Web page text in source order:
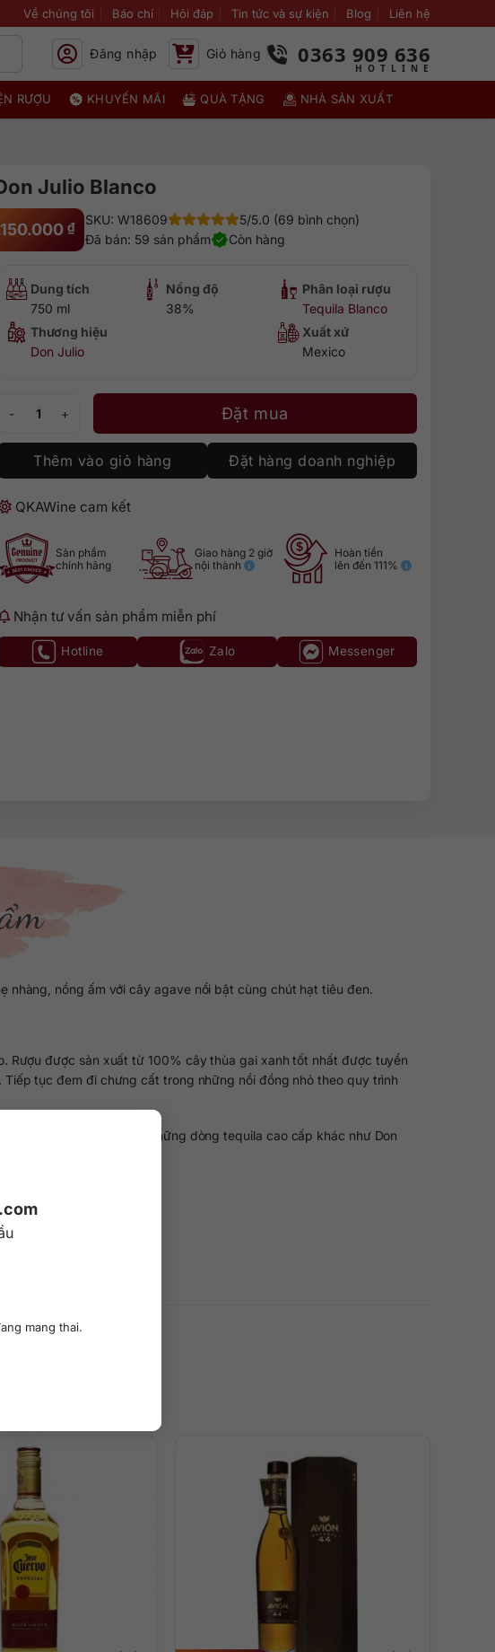
mang thai.
Về chúng tôi Báo chí Hỏi đáp Tin tức và sự kiện Blog Liên hệ
Đăng nhập Giỏ hàng 0363 909 636
RƯỢU KHUYẾN MÃI QUÀ TẶNG NHÀ SẢN XUẤT
Julio Blanco
₫ SKU: W18609
5/5.0 (69 bình chọn)
Đã bán: 59 sản phẩm
Còn hàng
Dung tích
750 ml
Nồng độ
38%
Phân loại rượu
Tequila Blanco
Thương hiệu
Don Julio
Xuất xứ
Mexico
Đặt mua
Thêm vào giỏ hàng Đặt hàng doanh nghiệp
QKAWine cam kết
Sản phẩm
chính hãng
Giao hàng 2 giờ
nội thành
Hoàn tiền
lên đến 111%
Nhận tư vấn sản phẩm miễn phí
Hotline Zalo Messenger
nồng ấm với cây agave nổi bật cùng chút hạt tiêu đen.
Rượu được sản xuất từ 100% cây thùa gai xanh tốt nhất được tuyển
tục đem đi chưng cất trong những nồi đồng nhỏ theo quy trình
mẽ cho việc chế tạo những dòng tequila cao cấp khác như Don
tiêu đen cay nhẹ và thoảng chút cây cỏ trong vườn.
Bạn cũng có thể thử cách uống thú vị “tequila cruda” – liếm muối –